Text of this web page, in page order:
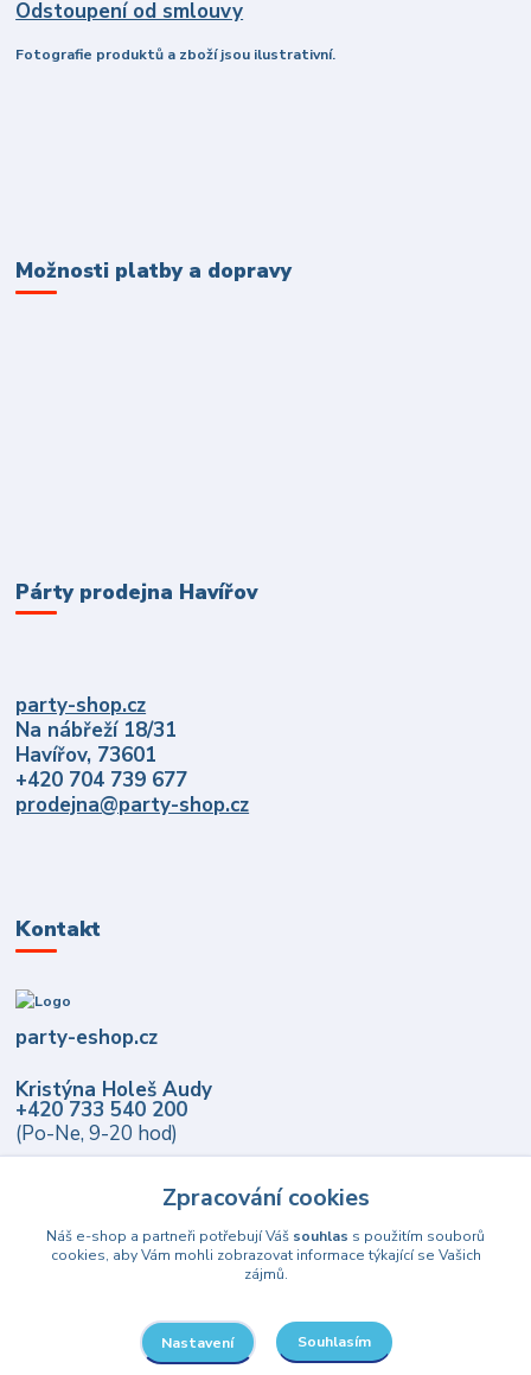
Odstoupení od smlouvy
Fotografie produktů a zboží jsou ilustrativní.
Možnosti platby a dopravy
Párty prodejna Havířov
party-shop.cz
Na nábřeží 18/31
Havířov, 73601
+420 704 739 677
prodejna@party-shop.cz
Kontakt
party-eshop.cz
Kristýna Holeš Audy
+420 733 540 200
(Po-Ne, 9-20 hod)
Upravit sběr cookies.
Zpracování cookies
Náš e-shop a partneři potřebují Váš souhlas s použitím souborů
cookies, aby Vám mohli zobrazovat informace týkající se Vašich
zájmů.
Nastavení Souhlasím